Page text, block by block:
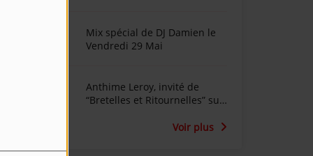
Mix spécial de DJ Damien le
Vendredi 29 Mai
Anthime Leroy, invité de
“Bretelles et Ritournelles” sur
Voir plus